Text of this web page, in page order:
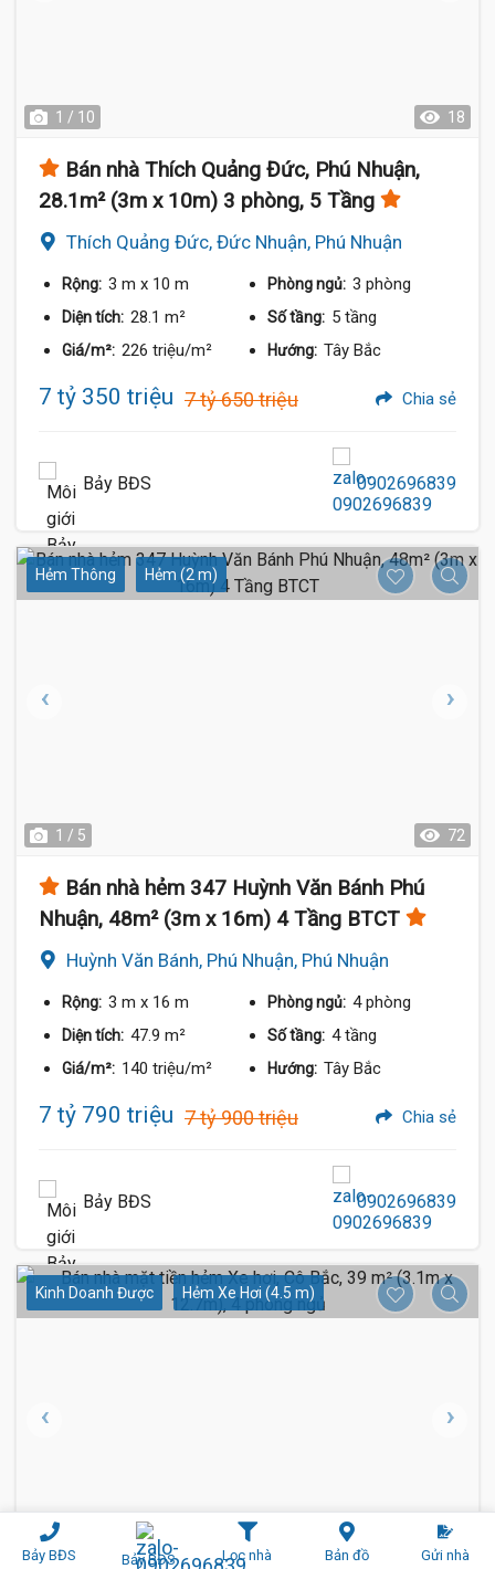
Bảy BĐS Bảy BĐS Lọc nhà Bản đồ Gửi nhà
1 / 10 18
Bán nhà Thích Quảng Đức, Phú Nhuận,
28.1m² (3m x 10m) 3 phòng, 5 Tầng
Thích Quảng Đức, Đức Nhuận, Phú Nhuận
Rộng: 3 m x 10 m Phòng ngủ: 3 phòng
Diện tích: 28.1 m² Số tầng: 5 tầng
Giá/m²: 226 triệu/m² Hướng: Tây Bắc
7 tỷ 350 triệu 7 tỷ 650 triệu Chia sẻ
Bảy BĐS 0902696839
Hẻm Thông Hẻm (2 m)
1 / 5 72
Bán nhà hẻm 347 Huỳnh Văn Bánh Phú
Nhuận, 48m² (3m x 16m) 4 Tầng BTCT
Huỳnh Văn Bánh, Phú Nhuận, Phú Nhuận
Rộng: 3 m x 16 m Phòng ngủ: 4 phòng
Diện tích: 47.9 m² Số tầng: 4 tầng
Giá/m²: 140 triệu/m² Hướng: Tây Bắc
7 tỷ 790 triệu 7 tỷ 900 triệu Chia sẻ
Bảy BĐS 0902696839
Kinh Doanh Được Hẻm Xe Hơi (4.5 m)
1 / 4 6